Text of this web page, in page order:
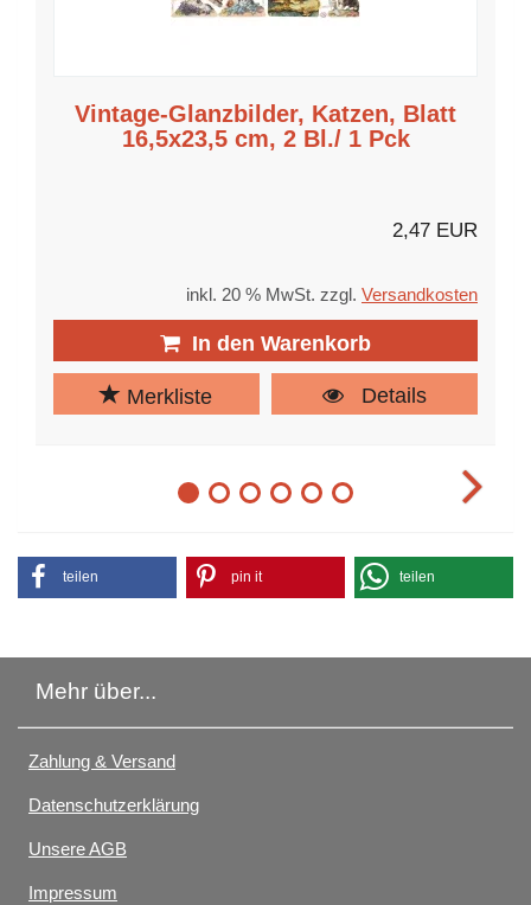
Vintage-Glanzbilder, Katzen, Blatt
16,5x23,5 cm, 2 Bl./ 1 Pck
2,47 EUR
inkl. 20 % MwSt. zzgl. Versandkosten
In den Warenkorb
Merkliste Details
Zum Element 1 springen
Zum Element 2 springen
Zum Element 3 springen
Zum Element 4 springen
Zum Element 5 springen
Zum Element 6
teilen pin it teilen
Mehr über...
Zahlung & Versand
Datenschutzerklärung
Unsere AGB
Impressum